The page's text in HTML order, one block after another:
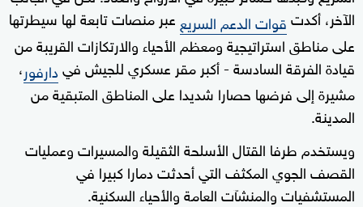
الآخر، أكدتقوات الدعم السريع عبر منصات تابعة لها سيطرتها
على مناطق استراتيجية ومعظم الأحياء والارتكازات القريبة من
قيادة الفرقة السادسة - أكبر مقر عسكري للجيش فيدارفور،
مشيرة إلى فرضها حصارا شديدا على المناطق المتبقية من
المدينة.
ويستخدم طرفا القتال الأسلحة الثقيلة والمسيرات وعمليات
القصف الجوي المكثف التي أحدثت دمارا كبيرا في
المستشفيات والمنشآت العامة والأحياء السكنية.